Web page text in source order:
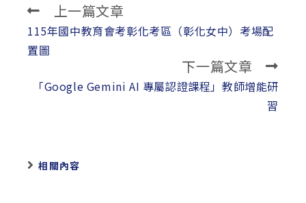
Read
more
articles
上一篇文章
115年國中教育會考彰化考區（彰化女中）考場配
置圖
下一篇文章
「Google Gemini AI 專屬認證課程」教師增能研
習
相關內容